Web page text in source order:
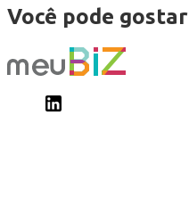
Você pode gostar